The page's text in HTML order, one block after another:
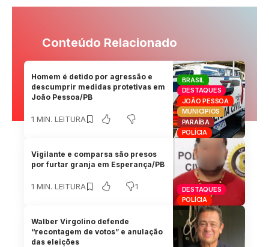
Conteúdo Relacionado
BRASIL
DESTAQUES
JOÃO PESSOA
MUNICÍPIOS
PARAÍBA
POLÍCIA
Homem é detido por agressão e
descumprir medidas protetivas em
João Pessoa/PB
1 MIN. LEITURA
DESTAQUES
POLÍCIA
Vigilante e comparsa são presos
por furtar granja em Esperança/PB
1 MIN. LEITURA 1
Walber Virgolino defende
“recontagem de votos” e anulação
das eleições